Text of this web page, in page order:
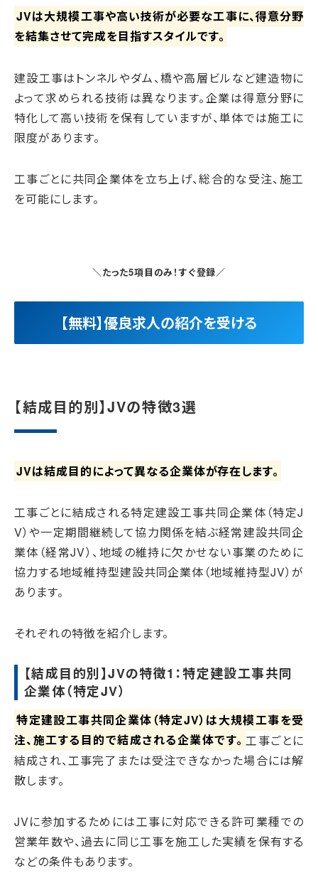
JVは大規模工事や高い技術が必要な工事に、得意分野
を結集させて完成を目指すスタイルです。
建設工事はトンネルやダム、橋や高層ビルなど建造物に
よって求められる技術は異なります。企業は得意分野に
特化して高い技術を保有していますが、単体では施工に
限度があります。
工事ごとに共同企業体を立ち上げ、総合的な受注、施工
を可能にします。
＼たった5項目のみ！すぐ登録／
【無料】優良求人の紹介を受ける
【結成目的別】JVの特徴3選
JVは結成目的によって異なる企業体が存在します。
工事ごとに結成される特定建設工事共同企業体（特定J
V）や一定期間継続して協力関係を結ぶ経常建設共同企
業体（経常JV）、地域の維持に欠かせない事業のために
協力する地域維持型建設共同企業体（地域維持型JV）が
あります。
それぞれの特徴を紹介します。
【結成目的別】JVの特徴1：特定建設工事共同
企業体（特定JV）
特定建設工事共同企業体（特定JV）は大規模工事を受
注、施工する目的で結成される企業体です。 工事ごとに
結成され、工事完了または受注できなかった場合には解
散します。
JVに参加するためには工事に対応できる許可業種での
営業年数や、過去に同じ工事を施工した実績を保有する
などの条件もあります。